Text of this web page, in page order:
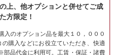
上、他オプションと併せてご成
方限定！
入のオプション品を最大１０，０００
購入などにお役立ていただき、快適
品代金に利用可。工賃・保証・諸費